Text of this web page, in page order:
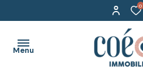
0
Menu